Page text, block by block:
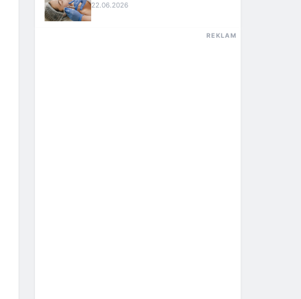
22.06.2026
REKLAM